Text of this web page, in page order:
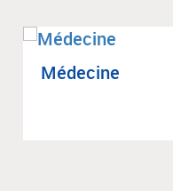
Méde­cine